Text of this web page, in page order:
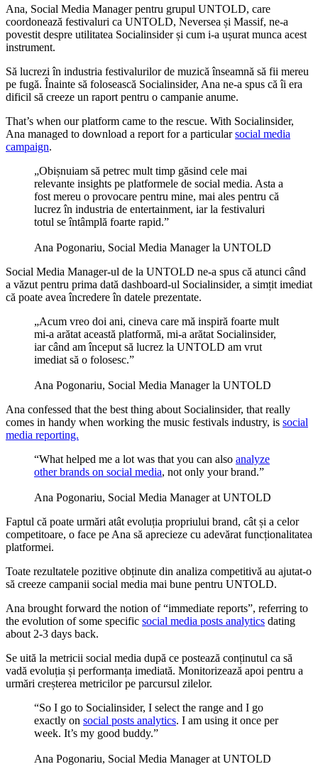
Ana, Social Media Manager pentru grupul UNTOLD, care
coordonează festivaluri ca UNTOLD, Neversea și Massif, ne-a
povestit despre utilitatea Socialinsider și cum i-a ușurat munca acest
instrument.
Să lucrezi în industria festivalurilor de muzică înseamnă să fii mereu
pe fugă. Înainte să folosească Socialinsider, Ana ne-a spus că îi era
dificil să creeze un raport pentru o campanie anume.
That’s when our platform came to the rescue. With Socialinsider,
Ana managed to download a report for a particularsocial media
campaign.
„Obișnuiam să petrec mult timp găsind cele mai
relevante insights pe platformele de social media. Asta a
fost mereu o provocare pentru mine, mai ales pentru că
lucrez în industria de entertainment, iar la festivaluri
totul se întâmplă foarte rapid.”
Ana Pogonariu, Social Media Manager la UNTOLD
Social Media Manager-ul de la UNTOLD ne-a spus că atunci când
a văzut pentru prima dată dashboard-ul Socialinsider, a simțit imediat
că poate avea încredere în datele prezentate.
„Acum vreo doi ani, cineva care mă inspiră foarte mult
mi-a arătat această platformă, mi-a arătat Socialinsider,
iar când am început să lucrez la UNTOLD am vrut
imediat să o folosesc.”
Ana Pogonariu, Social Media Manager la UNTOLD
Ana confessed that the best thing about Socialinsider, that really
comes in handy when working the music festivals industry, is social
media reporting.
“What helped me a lot was that you can also analyze
other brands on social media, not only your brand.”
Ana Pogonariu, Social Media Manager at UNTOLD
Faptul că poate urmări atât evoluția propriului brand, cât și a celor
competitoare, o face pe Ana să aprecieze cu adevărat funcționalitatea
platformei.
Toate rezultatele pozitive obținute din analiza competitivă au ajutat-o
să creeze campanii social media mai bune pentru UNTOLD.
Ana brought forward the notion of “immediate reports”, referring to
the evolution of some specific social media posts analytics dating
about 2-3 days back.
Se uită la metricii social media după ce postează conținutul ca să
vadă evoluția și performanța imediată. Monitorizează apoi pentru a
urmări creșterea metricilor pe parcursul zilelor.
“So I go to Socialinsider, I select the range and I go
exactly on social posts analytics. I am using it once per
week. It’s my good buddy.”
Ana Pogonariu, Social Media Manager at UNTOLD